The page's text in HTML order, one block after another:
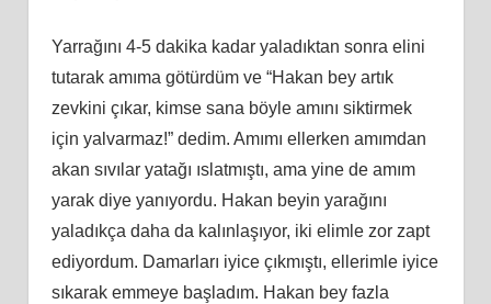
Yarrağını 4-5 dakika kadar yaladıktan sonra elini
tutarak amıma götürdüm ve “Hakan bey artık
zevkini çıkar, kimse sana böyle amını siktirmek
için yalvarmaz!” dedim. Amımı ellerken amımdan
akan sıvılar yatağı ıslatmıştı, ama yine de amım
yarak diye yanıyordu. Hakan beyin yarağını
yaladıkça daha da kalınlaşıyor, iki elimle zor zapt
ediyordum. Damarları iyice çıkmıştı, ellerimle iyice
sıkarak emmeye başladım. Hakan bey fazla